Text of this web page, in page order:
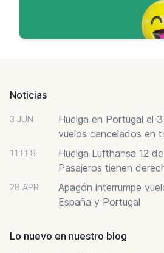
Noticias
3 JUN
Huelga en Portugal el
vuelos cancelados en
11 FEB
Huelga Lufthansa 12
Pasajeros tienen
28 APR
Apagón interrumpe
España y Portugal
Lo nuevo en nuestro blog